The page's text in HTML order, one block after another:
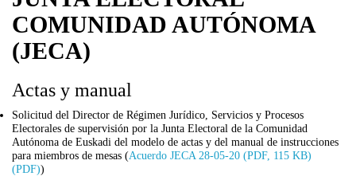
COMUNIDAD AUTÓNOMA
(JECA)
Actas y manual
Solicitud del Director de Régimen Jurídico, Servicios y Procesos
Electorales de supervisión por la Junta Electoral de la Comunidad
Autónoma de Euskadi del modelo de actas y del manual de instrucciones
para miembros de mesas (Acuerdo JECA 28-05-20 (PDF, 115 KB)
(PDF))